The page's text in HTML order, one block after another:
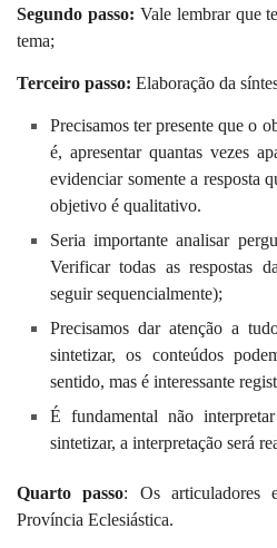
Segundo passo: Vale lembrar que
tema;
Terceiro passo: Elaboração da
Precisamos ter presente que o
é, apresentar quantas vezes
evidenciar somente a resposta
objetivo é qualitativo.
Seria importante analisar
Verificar todas as respostas
seguir sequencialmente);
Precisamos dar atenção a
sintetizar, os conteúdos
sentido, mas é interessante
É fundamental não
sintetizar, a interpretação será
Quarto passo: Os articuladores
Província Eclesiástica.